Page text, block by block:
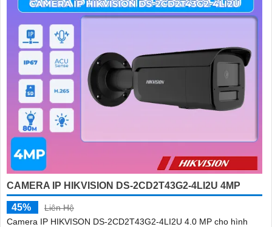
CAMERA IP HIKVISION DS-2CD2T43G2-4LI2U 4MP
45%
Liên Hệ
Camera IP HIKVISON DS-2CD2T43G2-4LI2U 4.0 MP cho hình